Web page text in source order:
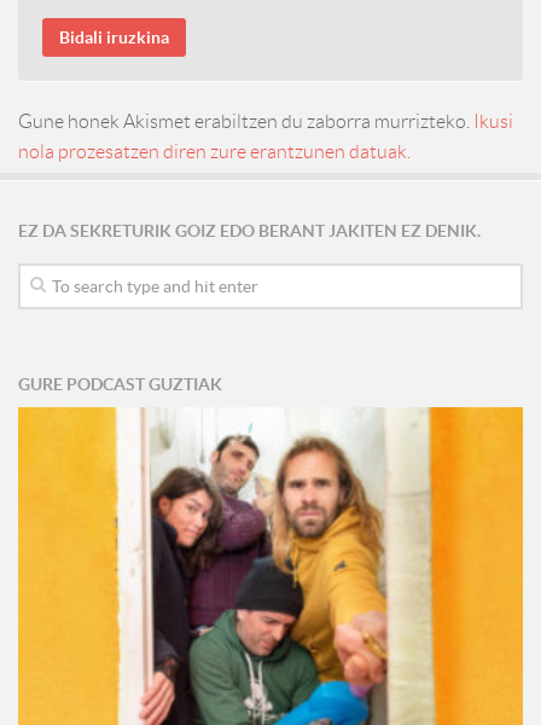
Gune honek Akismet erabiltzen du zaborra murrizteko.
Ikusi
nola prozesatzen diren zure erantzunen datuak.
EZ DA SEKRETURIK GOIZ EDO BERANT JAKITEN EZ DENIK.
GURE PODCAST GUZTIAK